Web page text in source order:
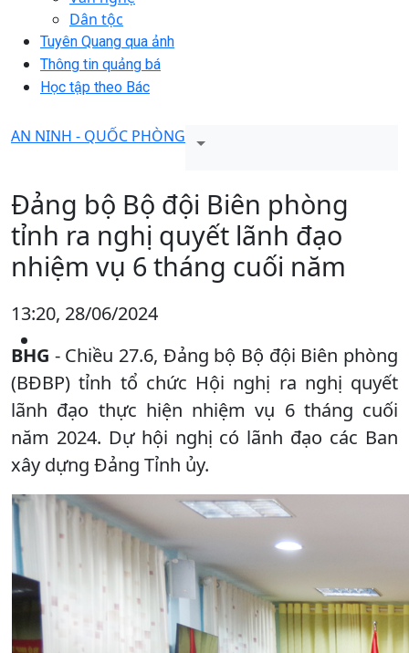
Dân tộc
Tuyên Quang qua ảnh
Thông tin quảng bá
Học tập theo Bác
AN NINH - QUỐC PHÒNG
Đảng bộ Bộ đội Biên phòng
tỉnh ra nghị quyết lãnh đạo
nhiệm vụ 6 tháng cuối năm
13:20, 28/06/2024
BHG - Chiều 27.6, Đảng bộ Bộ đội Biên phòng
(BĐBP) tỉnh tổ chức Hội nghị ra nghị quyết
lãnh đạo thực hiện nhiệm vụ 6 tháng cuối
năm 2024. Dự hội nghị có lãnh đạo các Ban
xây dựng Đảng Tỉnh ủy.